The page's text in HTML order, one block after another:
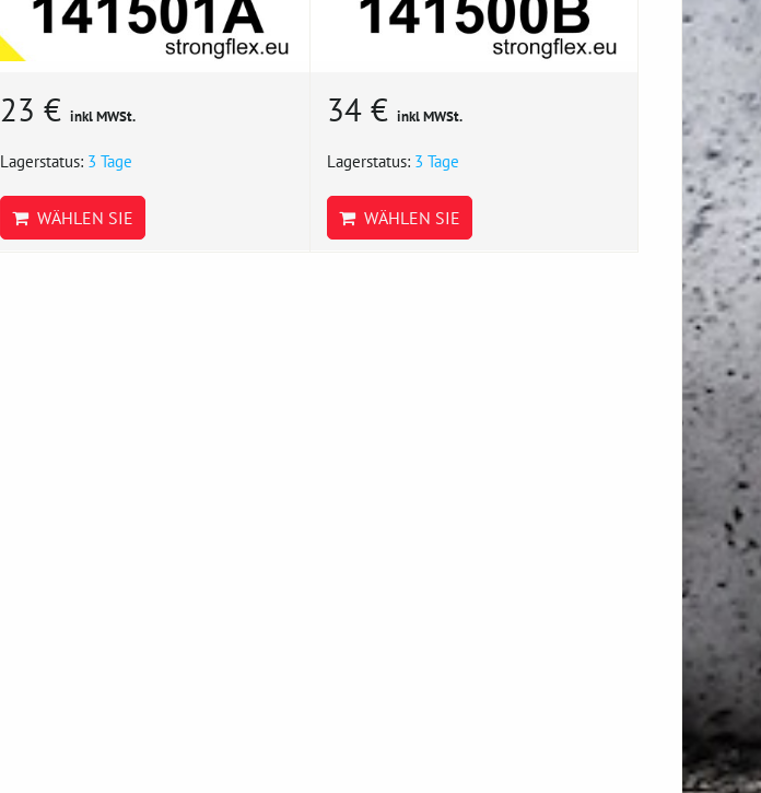
23 € inkl MWSt.
Lagerstatus: 3 Tage
WÄHLEN SIE
34 €inkl MWSt.
Lagerstatus: 3 Tage
WÄHLEN SIE